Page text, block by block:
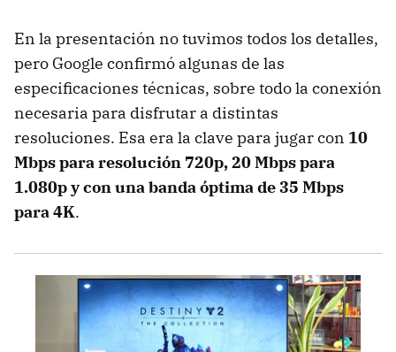
En la presentación no tuvimos todos los detalles,
pero Google confirmó algunas de las
especificaciones técnicas, sobre todo la conexión
necesaria para disfrutar a distintas
resoluciones. Esa era la clave para jugar con 10
Mbps para resolución 720p, 20 Mbps para
1.080p y con una banda óptima de 35 Mbps
para 4K.